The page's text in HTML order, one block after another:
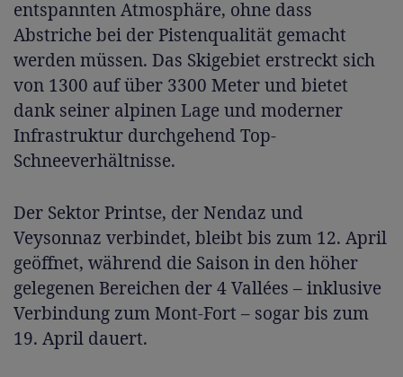
entspannten Atmosphäre, ohne dass
Abstriche bei der Pistenqualität gemacht
werden müssen. Das Skigebiet erstreckt sich
von 1300 auf über 3300 Meter und bietet
dank seiner alpinen Lage und moderner
Infrastruktur durchgehend Top-
Schneeverhältnisse.
Der Sektor Printse, der Nendaz und
Veysonnaz verbindet, bleibt bis zum 12. April
geöffnet, während die Saison in den höher
gelegenen Bereichen der 4 Vallées – inklusive
Verbindung zum Mont-Fort – sogar bis zum
19. April dauert.